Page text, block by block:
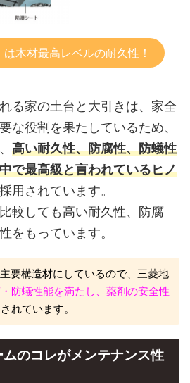
は木材最高レベルの耐久性！
る家の土台と大引きは、家全
な役割を果たしているため、
高い耐久性、防腐性、防蟻性
で最高級と言われているヒノ
用されています。
較しても高い耐久性、防腐
をもっています。
要構造材にしているので、三菱地
防蟻性能を満たし、薬剤の安全性
されています。
のコレがメンテナンス性